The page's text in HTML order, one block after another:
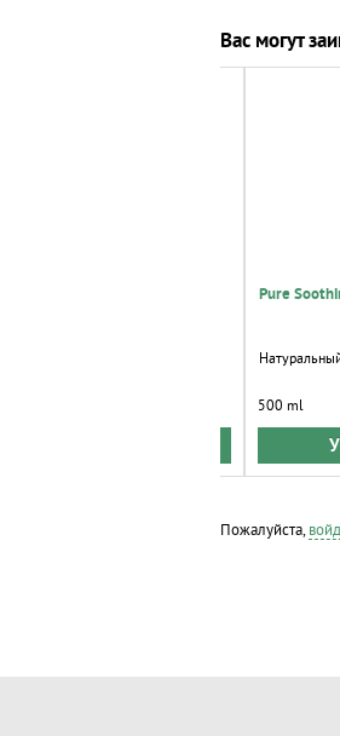
Вас могут
Pure
500 ml
Пожалуйста,